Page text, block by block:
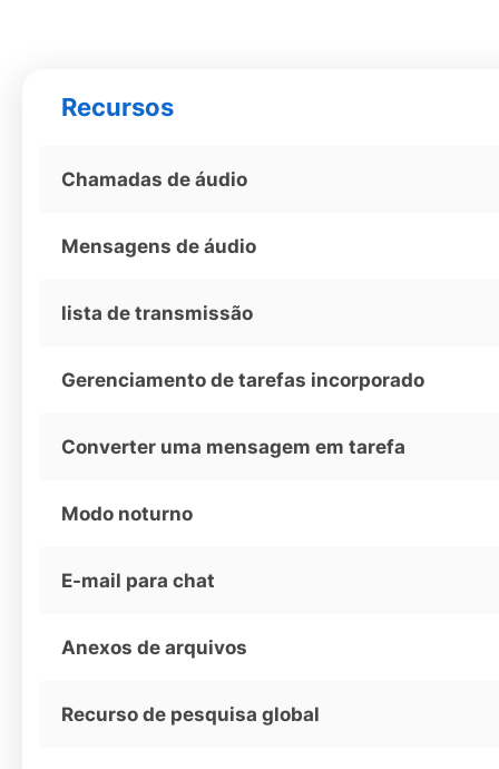
Recursos
Chamadas de áudio
Mensagens de áudio
lista de transmissão
Gerenciamento de tarefas incorporado
Converter uma mensagem em tarefa
Modo noturno
E-mail para chat
Anexos de arquivos
Recurso de pesquisa global